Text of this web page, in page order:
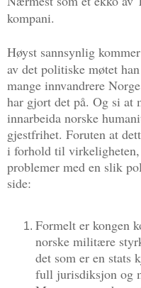
kompani.
Høyst sannsynlig
av det politiske møtet
mange innvandrere
har gjort det på. Og si at
innarbeida norske
gjestfrihet. Foruten at
i forhold til
problemer med en slik
side:
Formelt er kongen
norske militære
det som er en stats
full jurisdiksjon og